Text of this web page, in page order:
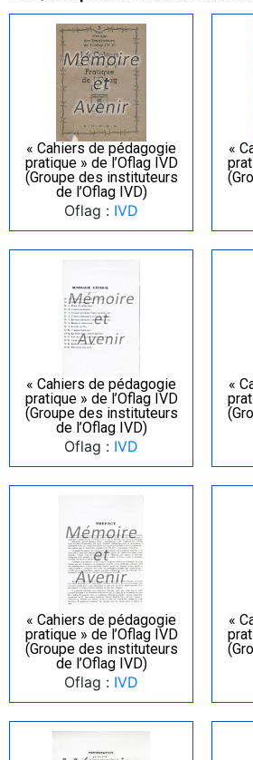
« Cahiers de pédagogie
pratique » de l’Oflag IVD
(Groupe des instituteurs
de l’Oflag IVD)
Oflag : IVD
«
« Cahiers de pédagogie
pratique » de l’Oflag IVD
(Groupe des instituteurs
de l’Oflag IVD)
Oflag : IVD
«
« Cahiers de pédagogie
pratique » de l’Oflag IVD
(Groupe des instituteurs
de l’Oflag IVD)
Oflag : IVD
«